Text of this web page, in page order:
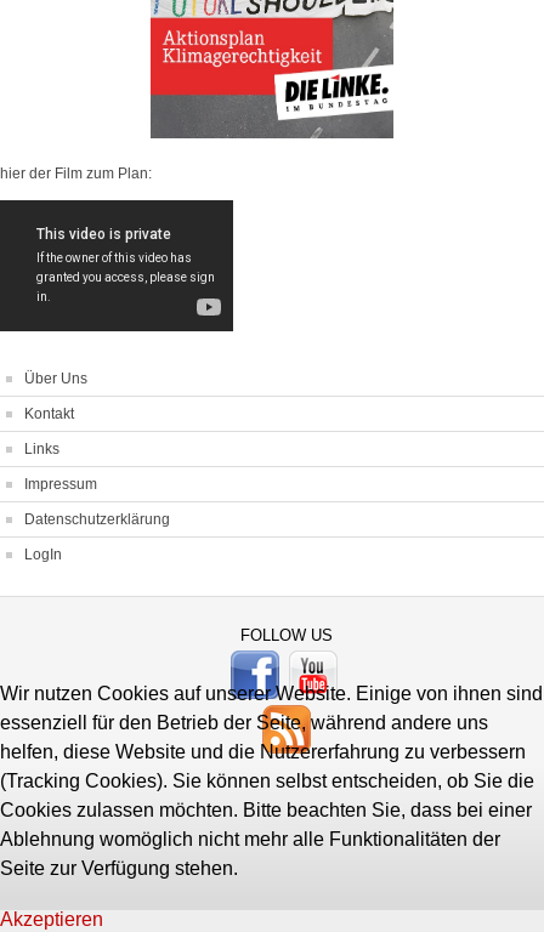
hier der Film zum Plan:
Über Uns
Kontakt
Links
Impressum
Datenschutzerklärung
LogIn
FOLLOW US
Wir nutzen Cookies auf unserer Website. Einige von ihnen sind
essenziell für den Betrieb der Seite, während andere uns
helfen, diese Website und die Nutzererfahrung zu verbessern
(Tracking Cookies). Sie können selbst entscheiden, ob Sie die
Cookies zulassen möchten. Bitte beachten Sie, dass bei einer
Ablehnung womöglich nicht mehr alle Funktionalitäten der
Seite zur Verfügung stehen.
Akzeptieren